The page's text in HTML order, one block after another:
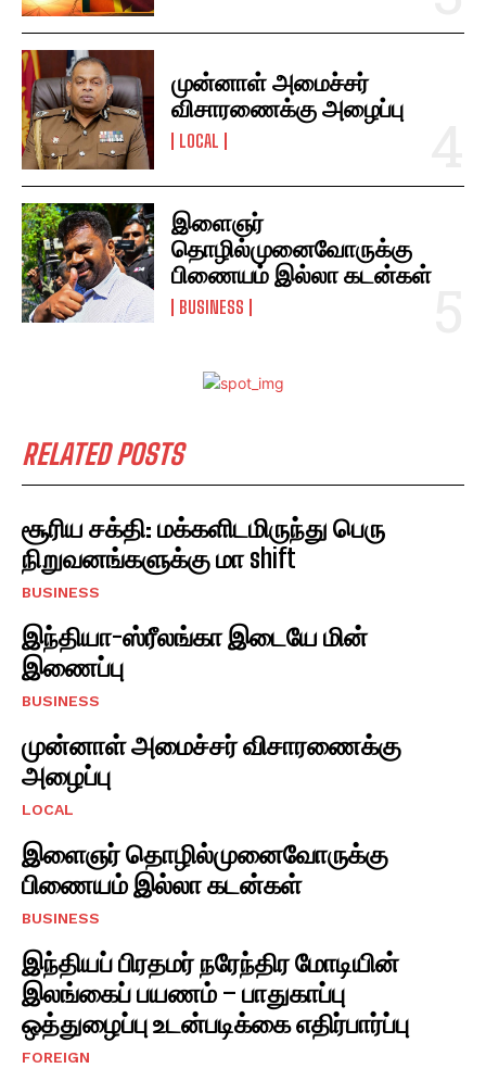
முன்னாள் அமைச்சர்
விசாரணைக்கு அழைப்பு
LOCAL
இளைஞர்
தொழில்முனைவோருக்கு
பிணையம் இல்லா கடன்கள்
BUSINESS
RELATED POSTS
சூரிய சக்தி: மக்களிடமிருந்து பெரு
நிறுவனங்களுக்கு மா shift
BUSINESS
இந்தியா-ஸ்ரீலங்கா இடையே மின்
இணைப்பு
BUSINESS
முன்னாள் அமைச்சர் விசாரணைக்கு
அழைப்பு
LOCAL
இளைஞர் தொழில்முனைவோருக்கு
பிணையம் இல்லா கடன்கள்
BUSINESS
இந்தியப் பிரதமர் நரேந்திர மோடியின்
இலங்கைப் பயணம் – பாதுகாப்பு
ஒத்துழைப்பு உடன்படிக்கை எதிர்பார்ப்பு
FOREIGN